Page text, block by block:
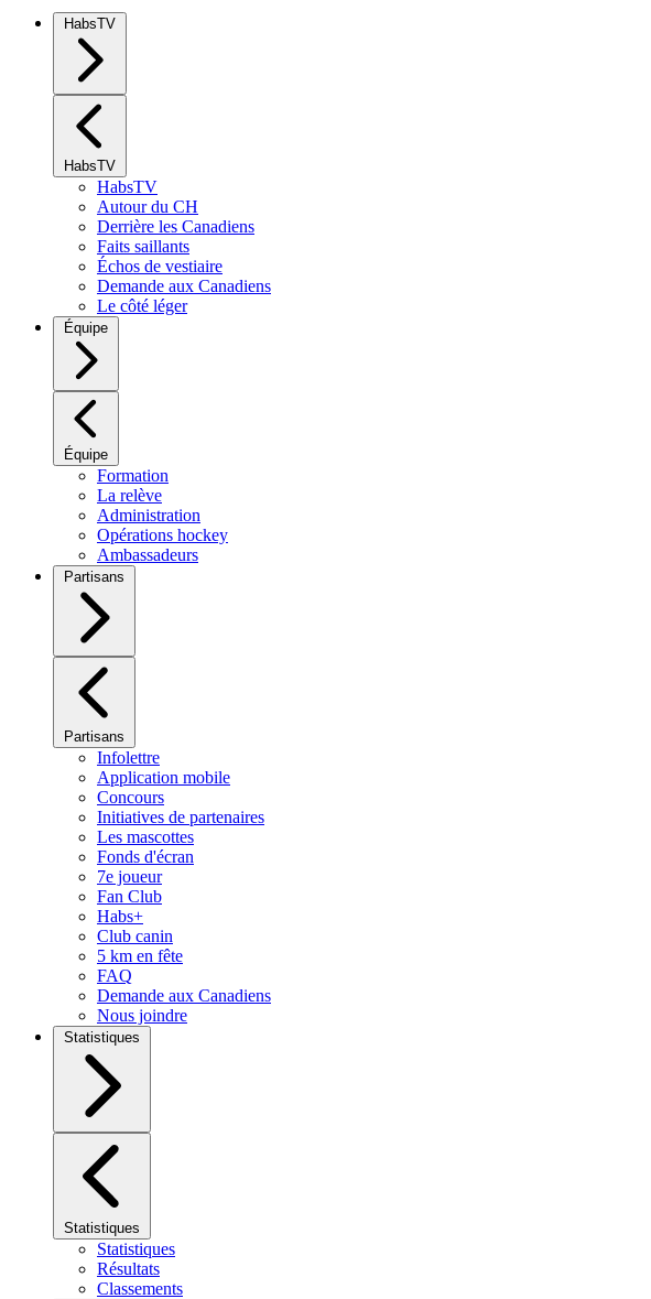
HabsTV
HabsTV
HabsTV
Autour du CH
Derrière les Canadiens
Faits saillants
Échos de vestiaire
Demande aux Canadiens
Le côté léger
Équipe
Équipe
Formation
La relève
Administration
Opérations hockey
Ambassadeurs
Partisans
Partisans
Infolettre
Application mobile
Concours
Initiatives de partenaires
Les mascottes
Fonds d'écran
7e joueur
Fan Club
Habs+
Club canin
5 km en fête
FAQ
Demande aux Canadiens
Nous joindre
Statistiques
Statistiques
Statistiques
Résultats
Classements